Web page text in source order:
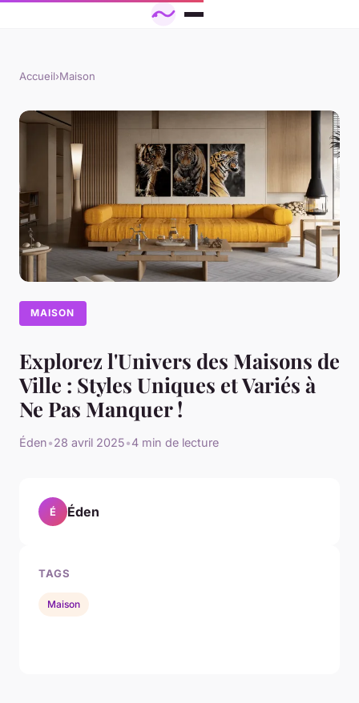
Accueil›Maison
MAISON
Explorez l'Univers des Maisons de
Ville : Styles Uniques et Variés à
Ne Pas Manquer !
Éden•28 avril 2025•4 min de lecture
É Éden
TAGS
Maison